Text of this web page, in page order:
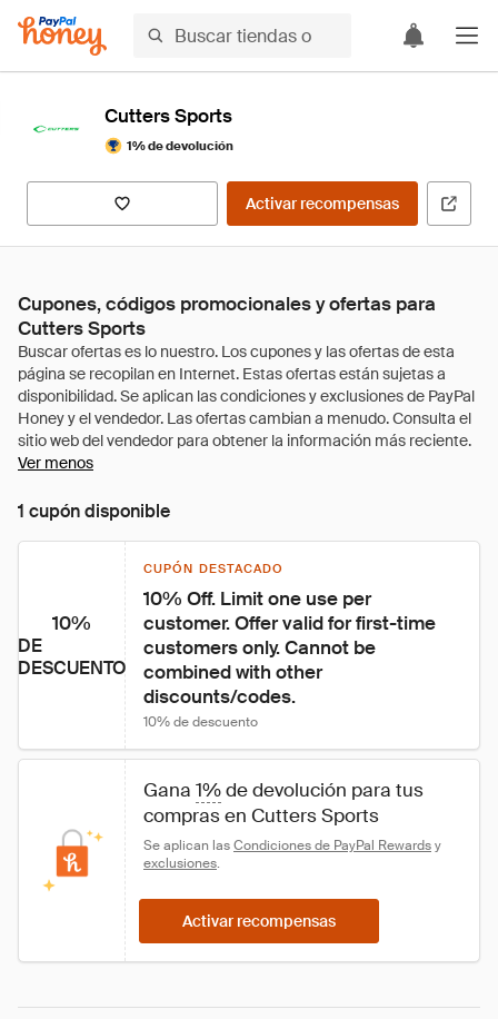
Cutters Sports
1% de devolución
Activar recompensas
Cupones, códigos promocionales y ofertas para
Cutters Sports
Ver menos
1 cupón disponible
10%
DE
DESCUENTO
CUPÓN DESTACADO
10% Off. Limit one use per
customer. Offer valid for first-time
customers only. Cannot be
combined with other
discounts/codes.
10% de descuento
Gana 1% de devolución para tus
compras en Cutters Sports
Se aplican las Condiciones de PayPal Rewards y
exclusiones.
Activar recompensas